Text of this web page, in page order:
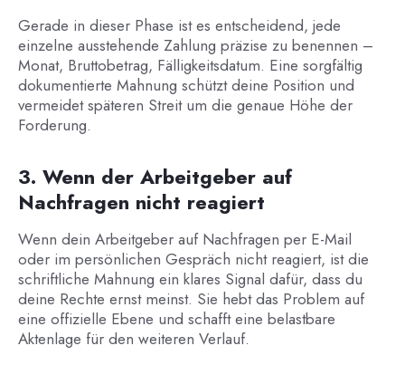
Gerade in dieser Phase ist es entscheidend, jede
einzelne ausstehende Zahlung präzise zu benennen –
Monat, Bruttobetrag, Fälligkeitsdatum. Eine sorgfältig
dokumentierte Mahnung schützt deine Position und
vermeidet späteren Streit um die genaue Höhe der
Forderung.
3. Wenn der Arbeitgeber auf
Nachfragen nicht reagiert
Wenn dein Arbeitgeber auf Nachfragen per E-Mail
oder im persönlichen Gespräch nicht reagiert, ist die
schriftliche Mahnung ein klares Signal dafür, dass du
deine Rechte ernst meinst. Sie hebt das Problem auf
eine offizielle Ebene und schafft eine belastbare
Aktenlage für den weiteren Verlauf.